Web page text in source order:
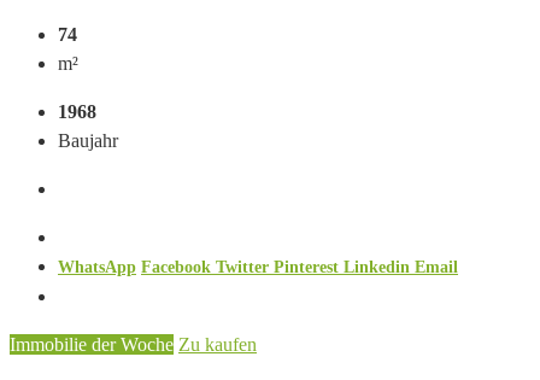
74
m²
1968
Baujahr
WhatsApp Facebook Twitter Pinterest Linkedin Email
Immobilie der Woche Zu kaufen